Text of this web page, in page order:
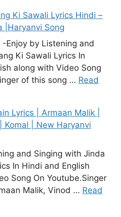
Ki Sawali Lyrics Hindi –
|Haryanvi Song
-Enjoy by Listening and
Ki Sawali Lyrics In
along with Video Song
of this song … Read
Lyrics | Armaan Malik |
Komal | New Haryanvi
and Singing with Jinda
In Hindi and English
Song On Youtube.Singer
Malik, Vinod … Read